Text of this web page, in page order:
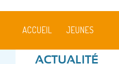
ACCUEIL JEUNES